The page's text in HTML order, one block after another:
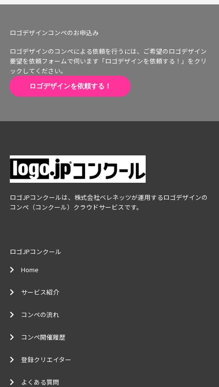
ロゴデザインコンペのお申込み
ロゴデザインのコンペによる依頼を行うには、ご希望のロゴデザイン
要望を依頼フォームで伺います「ロゴデザインを依頼する！」をクリ
ックしてください。
ロゴデザインを依頼する！
ロゴJPコンクールは、株式会社ベレネッツが運用するロゴデザインの
コンペ（コンクール）クラウドサービスです。
ロゴJPコンクール
Home
サービス紹介
コンペの流れ
コンペ開催履歴
登録クリエイター
よくある質問